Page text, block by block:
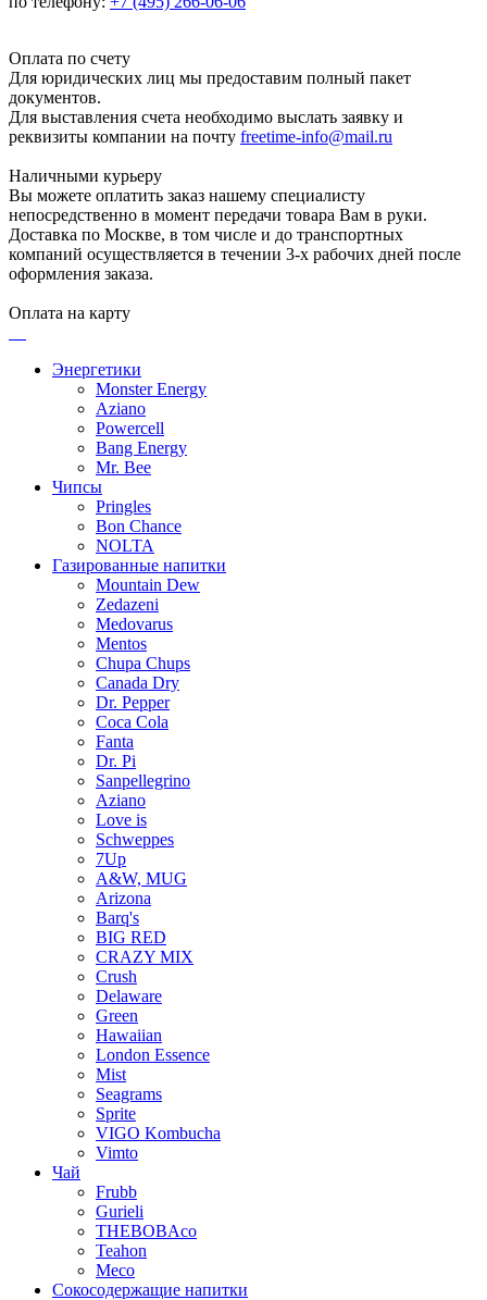
Оплата по счету
Для юридических лиц мы предоставим полный пакет
документов.
Для выставления счета необходимо выслать заявку и
реквизиты компании на почту freetime-info@mail.ru
Наличными курьеру
Вы можете оплатить заказ нашему специалисту
непосредственно в момент передачи товара Вам в руки.
Доставка по Москве, в том числе и до транспортных
компаний осуществляется в течении 3-х рабочих дней после
оформления заказа.
Оплата на карту
Энергетики
Monster Energy
Aziano
Powercell
Bang Energy
Mr. Bee
Чипсы
Pringles
Bon Chance
NOLTA
Газированные напитки
Mountain Dew
Zedazeni
Medovarus
Mentos
Chupa Chups
Canada Dry
Dr. Pepper
Coca Cola
Fanta
Dr. Pi
Sanpellegrino
Aziano
Love is
Schweppes
7Up
A&W, MUG
Arizona
Barq's
BIG RED
CRAZY MIX
Crush
Delaware
Green
Hawaiian
London Essence
Mist
Seagrams
Sprite
VIGO Kombucha
Vimto
Чай
Frubb
Gurieli
THEBOBAco
Teahon
Meco
Сокосодержащие напитки